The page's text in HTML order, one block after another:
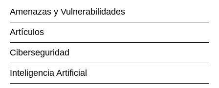
Amenazas y Vulnerabilidades
Artículos
Ciberseguridad
Inteligencia Artificial